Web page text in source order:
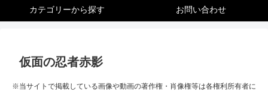
カテゴリーから探す お問い合わせ
仮面の忍者赤影
※当サイトで掲載している画像や動画の著作権・肖像権等は各権利所有者に